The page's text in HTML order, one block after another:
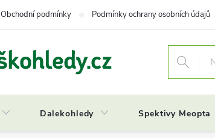
Obchodní podmínky Podmínky ochrany osobních údajů
Dalekohledy Spektivy Meopta